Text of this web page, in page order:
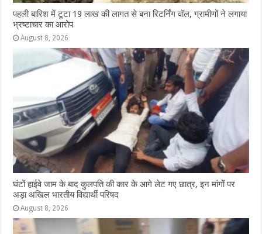
पहली बारिश में टूटा 19 लाख की लागत से बना रिटर्निंग वॉल, ग्रामीणों ने लगाया
भ्रष्टाचार का आरोप
August 8, 2026
घंटों हाईवे जाम के बाद कुलपति की कार के आगे लेट गए छात्र, इन मांगों पर
अड़ा अखिल भारतीय विद्यार्थी परिषद
August 8, 2026